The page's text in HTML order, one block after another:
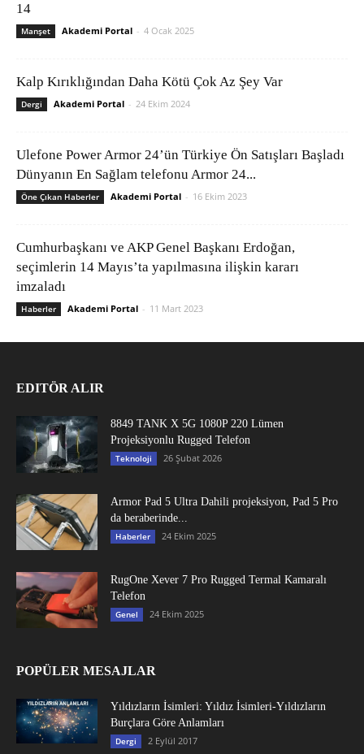
14
Manşet Akademi Portal - 4 Ocak 2025
Kalp Kırıklığından Daha Kötü Çok Az Şey Var
Dergi Akademi Portal - 24 Ekim 2024
Ulefone Power Armor 24’ün Türkiye Ön Satışları Başladı
Dünyanın En Sağlam telefonu Armor 24...
Öne Çıkan Haberler Akademi Portal - 16 Ekim 2023
Cumhurbaşkanı ve AKP Genel Başkanı Erdoğan,
seçimlerin 14 Mayıs’ta yapılmasına ilişkin kararı
imzaladı
Haberler Akademi Portal - 11 Mart 2023
EDITÖR ALIR
8849 TANK X 5G 1080P 220 Lümen
Projeksiyonlu Rugged Telefon
Teknoloji 26 Şubat 2026
Armor Pad 5 Ultra Dahili projeksiyon, Pad 5 Pro
da beraberinde...
Haberler 24 Ekim 2025
RugOne Xever 7 Pro Rugged Termal Kamaralı
Telefon
Genel 24 Ekim 2025
POPÜLER MESAJLAR
Yıldızların İsimleri: Yıldız İsimleri-Yıldızların
Burçlara Göre Anlamları
Dergi 2 Eylül 2017